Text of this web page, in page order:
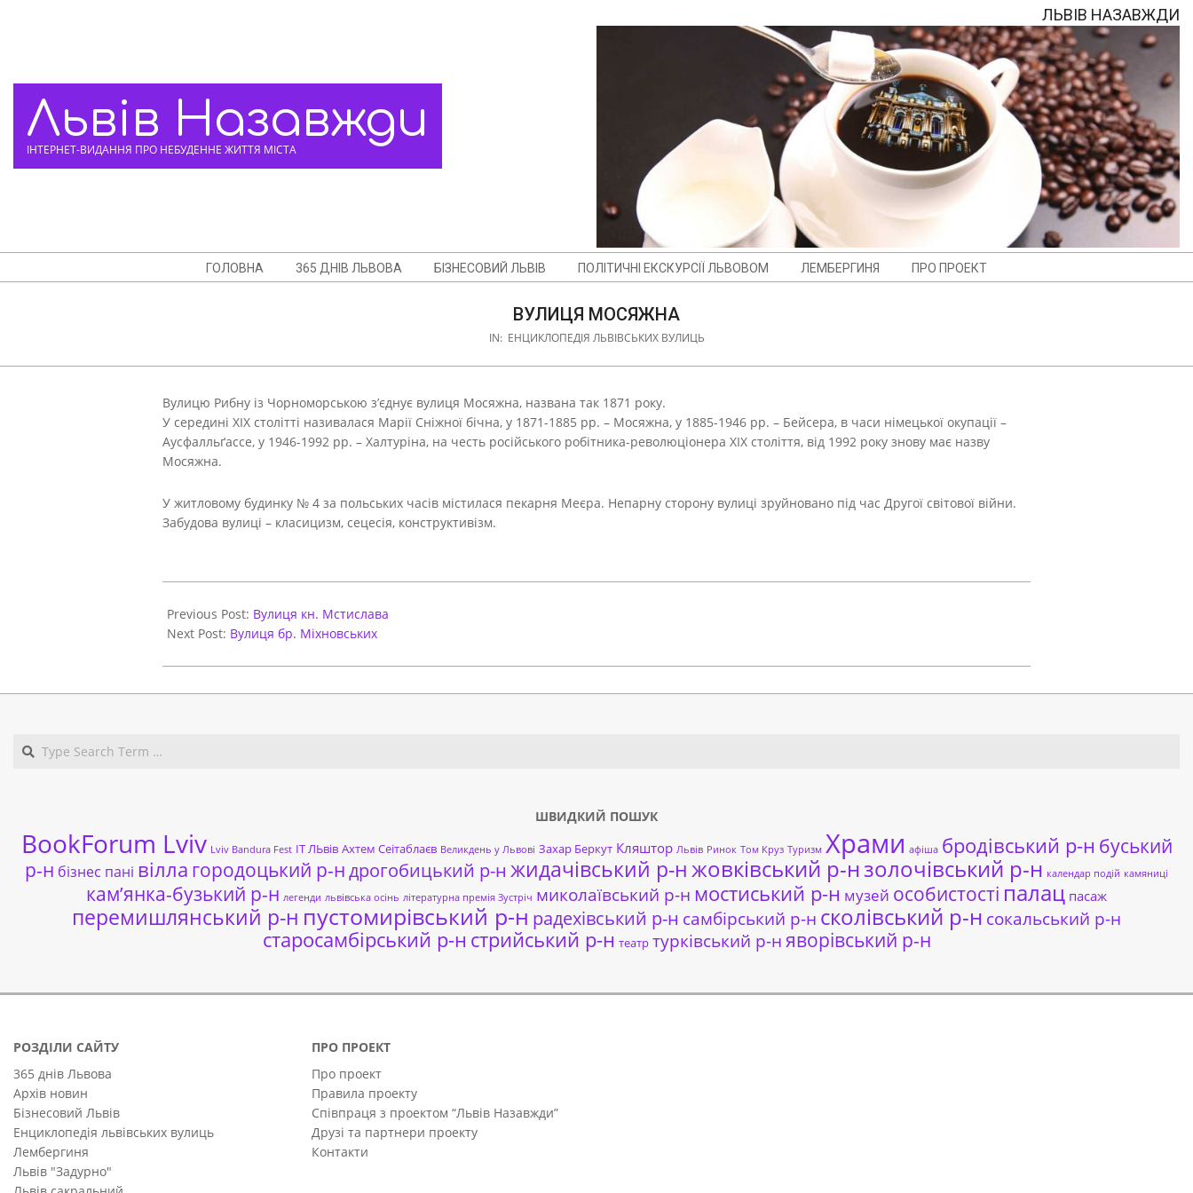
Львів Назавжди
ІНТЕРНЕТ-ВИДАННЯ ПРО НЕБУДЕННЕ ЖИТТЯ МІСТА
ЛЬВІВ НАЗАВЖДИ
Menu
ГОЛОВНА 365 ДНІВ ЛЬВОВА БІЗНЕСОВИЙ ЛЬВІВ ПОЛІТИЧНІ ЕКСКУРСІЇ ЛЬВОВОМ ЛЕМБЕРГИНЯ ПРО ПРОЕКТ
ВУЛИЦЯ МОСЯЖНА
IN: ЕНЦИКЛОПЕДІЯ ЛЬВІВСЬКИХ ВУЛИЦЬ
Вулицю Рибну із Чорноморською з’єднує вулиця Мосяжна, названа так 1871 року.
У середині ХІХ столітті називалася Марії Сніжної бічна, у 1871-1885 рр. – Мосяжна, у 1885-1946 рр. – Бейсера, в часи німецької окупації –
Аусфалльґассе, у 1946-1992 рр. – Халтуріна, на честь російського робітника-революціонера ХІХ століття, від 1992 року знову має назву
Мосяжна.
У житловому будинку № 4 за польських часів містилася пекарня Меєра. Непарну сторону вулиці зруйновано під час Другої світової війни.
Забудова вулиці – класицизм, сецесія, конструктивізм.
06-
01
Previous Post: Вулиця кн. Мстислава
Next Post: Вулиця бр. Міхновських
ШВИДКИЙ ПОШУК
BookForum Lviv Lviv Bandura Fest ІТ ЛЬвів Ахтем Сеітаблаєв Великдень у Львові Захар Беркут Кляштор Львів Ринок Том Круз Туризм Храми афіша бродівський р-н буський
р-н бізнес пані вілла городоцький р-ндрогобицький р-н жидачівський р-нжовківський р-нзолочівський р-н календар подій камяниці
кам’янка-бузький р-н легенди львівська осінь літературна премія Зустріч миколаївський р-н мостиський р-н музей особистості палац пасаж
перемишлянський р-н пустомирівський р-н радехівський р-н самбірський р-н сколівський р-н сокальський р-н
старосамбірський р-н стрийський р-н театр турківський р-н яворівський р-н
РОЗДІЛИ САЙТУ
365 днів Львова
Архів новин
Бізнесовий Львів
Енциклопедія львівських вулиць
Лембергиня
Львів "Задурно"
ПРО ПРОЕКТ
Про проект
Правила проекту
Співпраця з проектом “Львів Назавжди”
Друзі та партнери проекту
Контакти